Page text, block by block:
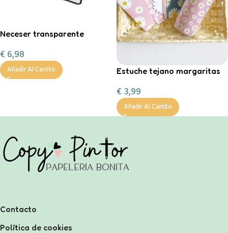
Neceser transparente
€ 6,98
Añadir Al Carrito Estuche tejano margaritas
€ 3,99
Añadir Al Carrito
Contacto
Política de cookies